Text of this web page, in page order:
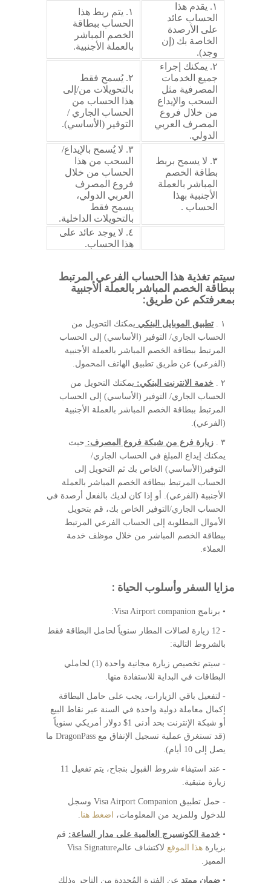
١. يقدم هذا
الحساب عائد
على الأرصدة
الخاصة بك (إن
وجد).
١. يتم ربط هذا
الحساب ببطاقة
الخصم المباشر
بالعملة الأجنبية.
٢. يمكنك إجراء
جميع الخدمات
المصرفية مثل
السحب والإيداع
من خلال فروع
المصرف العربي
الدولي.
٢. يُسمح فقط
بالتحويلات من/إلى
هذا الحساب من
الحساب الجاري /
التوفير (الأساسي).
٣. لا يسمح بربط
بطاقة الخصم
المباشر بالعملة
الأجنبية بهذا
الحساب .
٣. لا يُسمح بالإيداع/
السحب من هذا
الحساب من خلال
فروع المصرف
العربي الدولي،
يسمح فقط
بالتحويلات الداخلية.
٤. لا يوجد عائد على
هذا الحساب.
سيتم تغذية هذا الحساب الفرعي المرتبط
ببطاقة الخصم المباشر بالعملة الأجنبية
بمعرفتكم عن طريق:
١ . تطبيق الموبايل البنكي يمكنك التحويل من
الحساب الجاري/ التوفير (الأساسي) إلى الحساب
المرتبط ببطاقة الخصم المباشر بالعملة الأجنبية
(الفرعي) عن طريق تطبيق الهاتف المحمول.
٢ . خدمة الانترنت البنكي: يمكنك التحويل من
الحساب الجاري/ التوفير (الأساسي) إلى الحساب
المرتبط ببطاقة الخصم المباشر بالعملة الأجنبية
(الفرعي).
٣ . زيارة فرع من شبكة فروع المصرف: حيث
يمكنك إيداع المبلغ في الحساب الجاري/
التوفير(الأساسي) الخاص بك ثم التحويل إلى
الحساب المرتبط ببطاقة الخصم المباشر بالعملة
الأجنبية (الفرعي). أو إذا كان لديك بالفعل أرصدة في
الحساب الجاري/التوفير الخاص بك، قم بتحويل
الأموال المطلوبة إلى الحساب الفرعي المرتبط
ببطاقة الخصم المباشر من خلال موظف خدمة
العملاء.
مزايا السفر وأسلوب الحياة :
• برنامج Visa Airport companion:
- 12 زيارة لصالات المطار سنوياً لحامل البطاقة فقط
بالشروط التالية:
- سيتم تخصيص زيارة مجانية واحدة (1) لحاملي
البطاقات في البداية للاستفادة منها.
- لتفعيل باقي الزيارات، يجب على حامل البطاقة
إكمال معاملة دولية واحدة في السنة عبر نقاط البيع
أو شبكة الإنترنت بحد أدنى 1$ دولار أمريكي سنوياً
(قد تستغرق عملية تسجيل الإنفاق مع DragonPass ما
يصل إلى 10 أيام).
- عند استيفاء شروط القبول بنجاح، يتم تفعيل 11
زيارة متبقية.
- حمل تطبيق Visa Airport Companion وسجل
للدخول وللمزيد من المعلومات، اضغط هنا
• خدمة الكونسيرج العالمية على مدار الساعة: قم
بزيارة هذا الموقع
لاكتشاف عالمVisa Signature
المميز.
• ضمان ممتد عن الفترة المُحددة من التاجر وذلك